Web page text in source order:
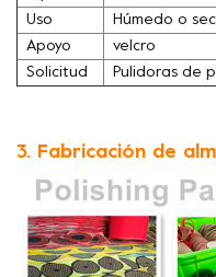
Uso
Húmedo o
Apoyo
velcro
Solicitud
Pulidoras de
3. Fabricación de